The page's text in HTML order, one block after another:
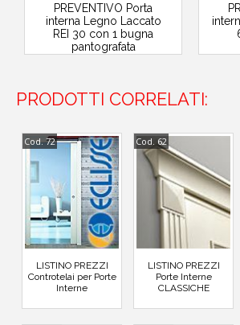
PREVENTIVO Porta
interna Legno Laccato
REI 30 con 1 bugna
pantografata
PRODOTTI CORRELATI:
Cod. 72
LISTINO PREZZI
Controtelai per Porte
Interne
Cod. 62
LISTINO PREZZI
Porte Interne
CLASSICHE